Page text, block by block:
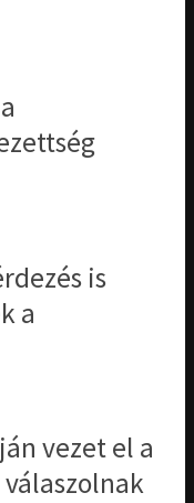
is
a
vezet el a